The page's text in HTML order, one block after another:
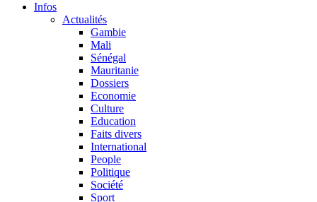
Infos
Actualités
Gambie
Mali
Sénégal
Mauritanie
Dossiers
Economie
Culture
Education
Faits divers
International
People
Politique
Société
Sport